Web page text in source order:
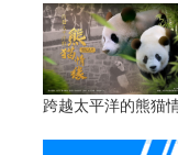
跨越太平洋的熊猫